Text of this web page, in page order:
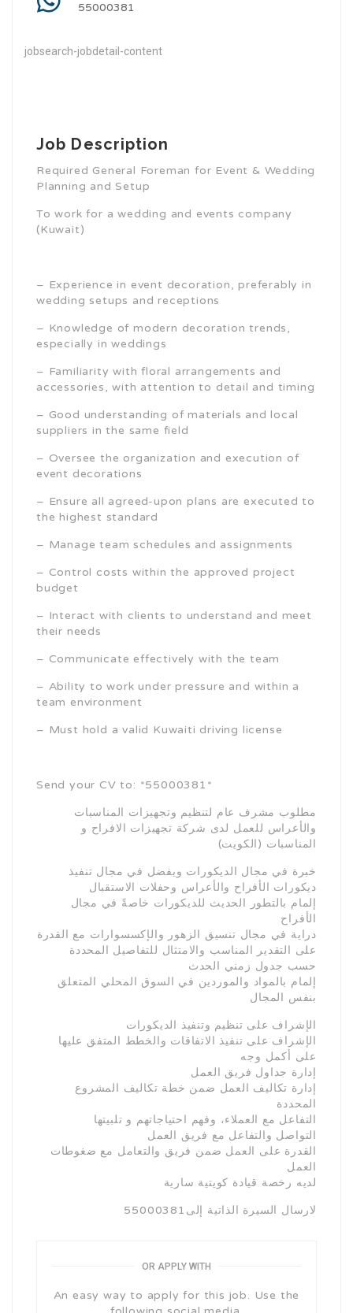
55000381
jobsearch-jobdetail-content
Job Description
Required General Foreman for Event & Wedding
Planning and Setup
To work for a wedding and events company
(Kuwait)
– Experience in event decoration, preferably in
wedding setups and receptions
– Knowledge of modern decoration trends,
especially in weddings
– Familiarity with floral arrangements and
accessories, with attention to detail and timing
– Good understanding of materials and local
suppliers in the same field
– Oversee the organization and execution of
event decorations
– Ensure all agreed-upon plans are executed to
the highest standard
– Manage team schedules and assignments
– Control costs within the approved project
budget
– Interact with clients to understand and meet
their needs
– Communicate effectively with the team
– Ability to work under pressure and within a
team environment
– Must hold a valid Kuwaiti driving license
Send your CV to: *55000381*
مطلوب مشرف عام لتنظيم وتجهيزات المناسبات
والأعراس للعمل لدى شركة تجهيزات الافراح و
المناسبات (الكويت)
ديكورات الأفراح والأعراس وحفلات الاستقبال
إلمام بالتطور الحديث للديكورات خاصةً في مجال
الأفراح
دراية في مجال تنسيق الزهور والإكسسوارات مع القدرة
على التقدير المناسب والامتثال للتفاصيل المحددة
حسب جدول زمني الحدث
إلمام بالمواد والموردين في السوق المحلي المتعلق
بنفس المجال
الإشراف على تنظيم وتنفيذ الديكورات
الإشراف على تنفيذ الاتفاقات والخطط المتفق عليها
على أكمل وجه
إدارة جداول فريق العمل
إدارة تكاليف العمل ضمن خطة تكاليف المشروع
المحددة
التفاعل مع العملاء، وفهم احتياجاتهم و تلبيتها
التواصل والتفاعل مع فريق العمل
القدرة على العمل ضمن فريق والتعامل مع ضغوطات
العمل
لديه رخصة قيادة كويتية سارية
لارسال السيرة الذاتية إلى55000381
OR APPLY WITH
An easy way to apply for this job. Use the